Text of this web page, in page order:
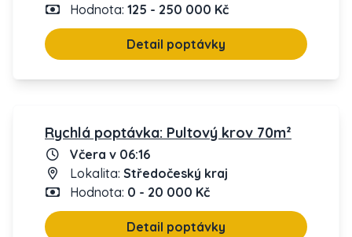
Hodnota: 125 - 250 000 Kč
Detail poptávky
Rychlá poptávka: Pultový krov 70m²
Včera v 06:16
Lokalita: Středočeský kraj
Hodnota: 0 - 20 000 Kč
Detail poptávky